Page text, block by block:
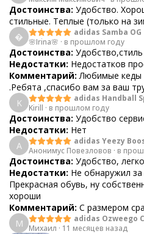
Достоинства: Удобство.
стильные. Теплые (только на

adidas Samba OG
🌸Irina🌸 · в прошлом году
Достоинства:
Недостатки: Недостатков
Комментарий: Любимые кеды
.Ребята ,спасибо вам за ваш
K
adidas Handball
Kirill · в прошлом году
Достоинства: Удобство
Недостатки: Нет
А
adidas Yeezy
Анонимус Повезловов · в
Достоинства: Удобство,
Недостатки: Не обнаружил
Прекрасная обувь, ну
хороши
Комментарий: С размером
М
adidas Ozweego
Михаил · 11 месяцев назад